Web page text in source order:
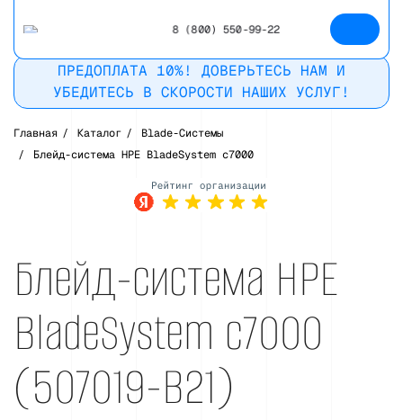
8 (800) 550-99-22
ПРЕДОПЛАТА 10%! ДОВЕРЬТЕСЬ НАМ И
УБЕДИТЕСЬ В СКОРОСТИ НАШИХ УСЛУГ!
Главная / Каталог /
Blade-Системы
/
Блейд-система HPE BladeSystem c7000
Блейд-система HPE
BladeSystem c7000
(507019-B21)